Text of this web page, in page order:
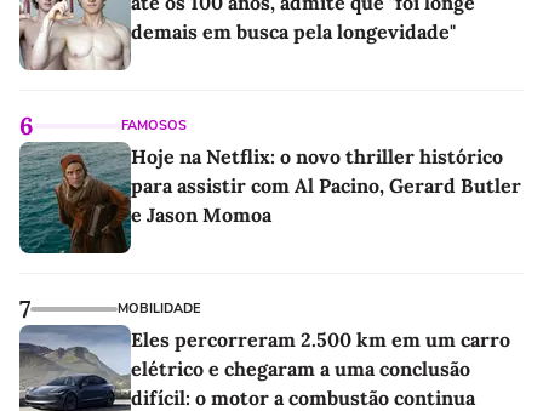
demais em busca pela longevidade"
6 FAMOSOS
Hoje na Netflix: o novo thriller histórico
para assistir com Al Pacino, Gerard Butler
e Jason Momoa
7 MOBILIDADE
Eles percorreram 2.500 km em um carro
elétrico e chegaram a uma conclusão
difícil: o motor a combustão continua